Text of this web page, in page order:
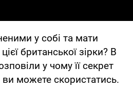
у собі та мати
британської зірки? В
у чому її секрет
можете скористатись.